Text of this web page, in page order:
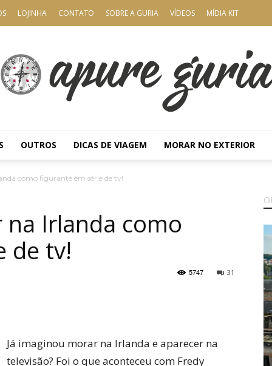
LOJINHA CONTATO SOBRE A GURIA VÍDEOS MÍDIA KIT
OUTROS DICAS DE VIAGEM MORAR NO EXTERIOR
como figurante em série de tv!
na Irlanda como
de tv!
31
5747
Já imaginou morar na Irlanda e aparecer na
televisão? Foi o que aconteceu com Fredy